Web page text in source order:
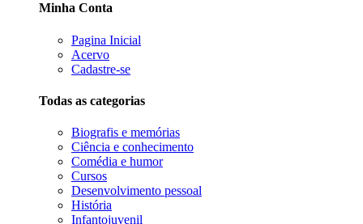
Minha Conta
Pagina Inicial
Acervo
Cadastre-se
Todas as categorias
Biografis e memórias
Ciência e conhecimento
Comédia e humor
Cursos
Desenvolvimento pessoal
História
Infantojuvenil